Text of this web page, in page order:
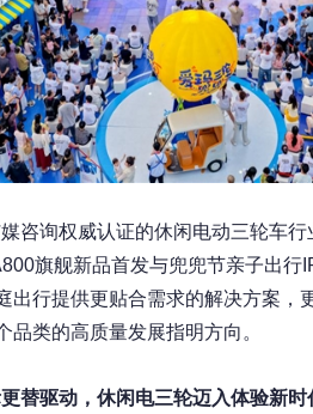
咨询权威认证的休闲电动三轮车
旗舰新品首发与兜兜节亲子出行
出行提供更贴合需求的解决方案，
品类的高质量发展指明方向。
替驱动，休闲电三轮迈入体验新时